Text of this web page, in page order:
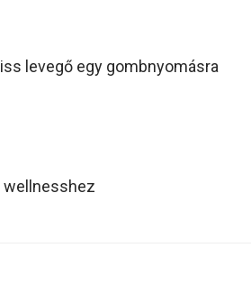
levegő egy gombnyomásra
wellnesshez